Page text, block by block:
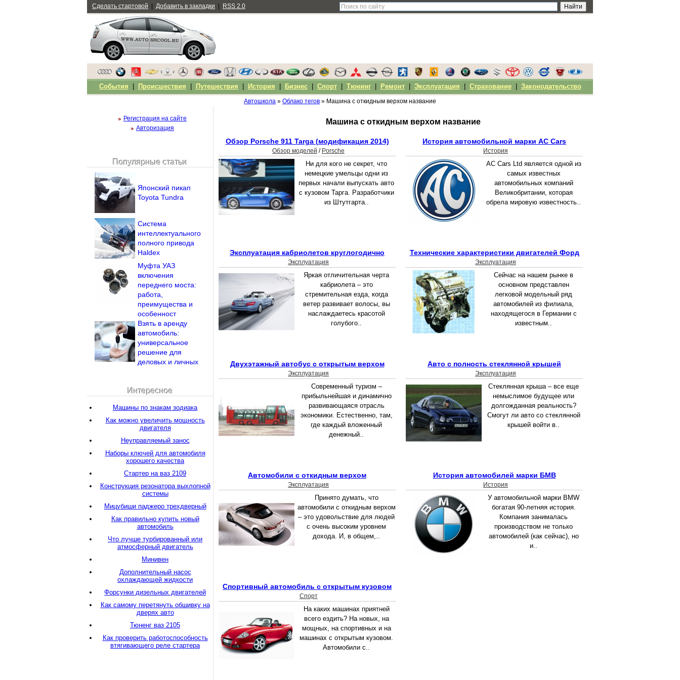
Автошкола » Облако тегов » Машина с откидным верхом название
Машина с откидным верхом название
Обзор Porsche 911 Targa (модификация 2014)
Обзор моделей / Porsche
Ни для кого не секрет, что
немецкие умельцы одни из
первых начали выпускать авто
с кузовом Тарга. Разработчики
из Штутгарта..
История автомобильной марки AC Cars
История
AC Cars Ltd является одной из
самых известных
автомобильных компаний
Великобритании, которая
обрела мировую известность..
Эксплуатация кабриолетов круглогодично
Эксплуатация
Яркая отличительная черта
кабриолета – это
стремительная езда, когда
ветер развивает волосы, вы
наслаждаетесь красотой
голубого..
Технические характеристики двигателей Форд
Эксплуатация
Сейчас на нашем рынке в
основном представлен
легковой модельный ряд
автомобилей из филиала,
находящегося в Германии с
известным..
Двухэтажный автобус с открытым верхом
Эксплуатация
Современный туризм –
прибыльнейшая и динамично
развивающаяся отрасль
экономики. Естественно, там,
где каждый вложенный
денежный..
Авто с полность стеклянной крышей
Эксплуатация
Стеклянная крыша – все еще
немыслимое будущее или
долгожданная реальность?
Смогут ли авто со стеклянной
крышей войти в..
Автомобили с откидным верхом
Эксплуатация
Принято думать, что
автомобили с откидным верхом
– это удовольствие для людей
с очень высоким уровнем
дохода. И, в общем,..
История автомобилей марки БМВ
История
У автомобильной марки BMW
богатая 90-летняя история.
Компания занималась
производством не только
автомобилей (как сейчас), но
и..
Спортивный автомобиль с открытым кузовом
Спорт
На каких машинах приятней
всего ездить? На новых, на
мощных, на спортивных и на
машинах с открытым кузовом.
Автомобили с..
Регистрация на сайте
Авторизация
Напомнить пароль?
Популярные статьи
Японский пикап
Toyota Tundra
Система
интеллектуального
полного привода
Haldex
Муфта УАЗ
включения
переднего моста:
работа,
преимущества и
особенност
Взять в аренду
автомобиль:
универсальное
решение для
деловых и личных
Интересное
Машины по знакам зодиака
Как можно увеличить мощность
двигателя
Неуправляемый занос
Наборы ключей для автомобиля
хорошего качества
Стартер на ваз 2109
Конструкция резонатора выхлопной
системы
Мицубиши паджеро трехдверный
Как правильно купить новый
автомобиль
Что лучше турбированный или
атмосферный двигатель
Минивен
Дополнительный насос
охлаждающей жидкости
Форсунки дизельных двигателей
Как самому перетянуть обшивку на
дверях авто
Тюненг ваз 2105
Как проверить работоспособность
втягивающего реле стартера
Сделать стартовой Добавить в закладки RSS 2.0
События Происшествия Путешествия История Бизнес| Спорт| Тюнинг| Ремонт| Эксплуатация Страхование| Законодательство